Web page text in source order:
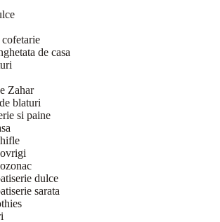
de casa
Zahar
blaturi
si paine
dulce
sarata